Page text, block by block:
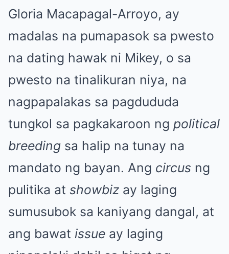
Gloria Macapagal-Arroyo, ay
madalas na pumapasok sa pwesto
na dating hawak ni Mikey, o sa
pwesto na tinalikuran niya, na
nagpapalakas sa pagdududa
tungkol sa pagkakaroon ng political
breeding sa halip na tunay na
mandato ng bayan. Ang circus ng
pulitika at showbiz ay laging
sumusubok sa kaniyang dangal, at
ang bawat issue ay laging